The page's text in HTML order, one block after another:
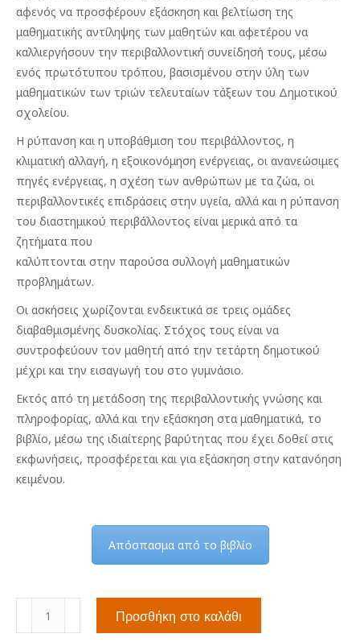
αφενός να προσφέρουν εξάσκηση και βελτί­ωση της
μαθηματικής αντίληψης των μαθητών και αφετέρου να
καλλιεργήσουν την περιβαλλοντική συνείδησή τους, μέσω
ενός πρωτότυπου τρόπου, βασισμένου στην ύλη των
μαθηματικών των τριών τελευταίων τάξεων του Δημοτικού
σχολείου.
Η ρύπανση και η υποβάθμιση του περιβάλλοντος, η
κλιματική αλλαγή, η εξοικονό­μηση ενέργειας, οι ανανεώσιμες
πηγές ενέργειας, η σχέση των ανθρώπων με τα ζώα, οι
περιβαλλοντικές επιδράσεις στην υγεία, αλλά και η ρύπανση
του διαστημι­κού περιβάλλοντος είναι μερικά από τα
ζητήματα που
καλύπτονται στην παρούσα συλλογή μαθηματικών
προβλημάτων.
Οι ασκήσεις χωρίζονται ενδεικτικά σε τρεις ομάδες
διαβαθμισμένης δυσκολίας. Στόχος τους είναι να
συντροφεύουν τον μαθητή από την τετάρτη δημοτικού
μέχρι και την εισαγωγή του στο γυμνάσιο.
Εκτός από τη μετάδοση της περιβαλλοντικής γνώσης και
πληροφορίας, αλλά και την εξάσκηση στα μαθηματικά, το
βιβλίο, μέσω της ιδιαίτερης βαρύτητας που έχει δοθεί στις
εκφωνήσεις, προσφέρεται και για εξάσκηση στην κατανόηση
κειμένου.
Απόσπασμα από το βιβλίο
Προσθήκη στο καλάθι